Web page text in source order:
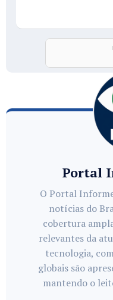
Portal
O Portal
notícias do
cobertura
relevantes da
tecnologia,
globais são
mantendo o